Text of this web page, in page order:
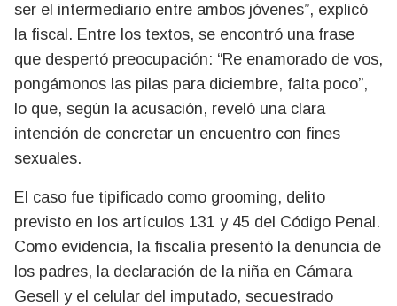
ser el intermediario entre ambos jóvenes”, explicó
la fiscal. Entre los textos, se encontró una frase
que despertó preocupación: “Re enamorado de vos,
pongámonos las pilas para diciembre, falta poco”,
lo que, según la acusación, reveló una clara
intención de concretar un encuentro con fines
sexuales.
El caso fue tipificado como grooming, delito
previsto en los artículos 131 y 45 del Código Penal .
Como evidencia, la fiscalía presentó la denuncia de
los padres, la declaración de la niña en Cámara
Gesell
y el celular del imputado, secuestrado